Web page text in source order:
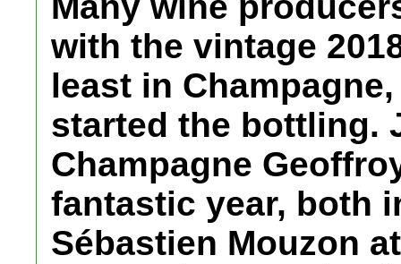
with the vintage
least in
started the bottling.
Champagne
fantastic year, both
Sébastien Mouzon